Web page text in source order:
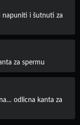
napuniti i šutnuti za
za spermu
odlicna kanta za